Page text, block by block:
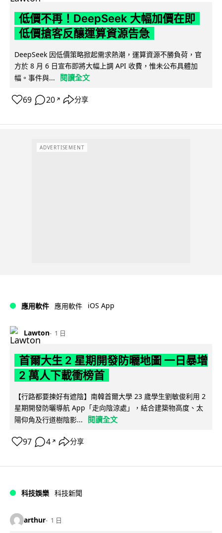
低價不再！DeepSeek 大幅加價在即
低價搶客反釀運算資源告急
DeepSeek 因低價策略掀起需求熱潮，運算資源不勝負荷，官
方於 8 月 6 日宣布即將大幅上調 API 收費，惟未公布具體加
幅。事件與...
閱讀全文
69 20 ↗ 分享
ADVERTISEMENT
應用軟件 應用軟件 iOS App
Lawton 1 日
首爾大生 2 星期開發防曬地圖 一日暴增
2 萬人下載衝榜首
【行路都要揀好有遮陰】南韓首爾大學 23 歲學生劉敏俊利用 2
星期開發防曬導航 App「走向陰涼處」，結合建築物高度、太
陽仰角及行道樹陰影...
閱讀全文
97 4 ↗ 分享
科技娛樂 科技新聞
arthur 1 日